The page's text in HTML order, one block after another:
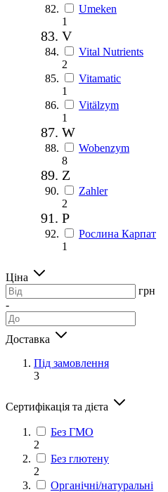
Umeken
1
V
Vital Nutrients
2
Vitamatic
1
Vitälzym
1
W
Wobenzym
8
Z
Zahler
2
Р
Рослина Карпат
1
Ціна
грн
-
Доставка
Під замовлення
3
Сертифікація та дієта
Без ГМО
2
Без глютену
2
Органічні/натуральні